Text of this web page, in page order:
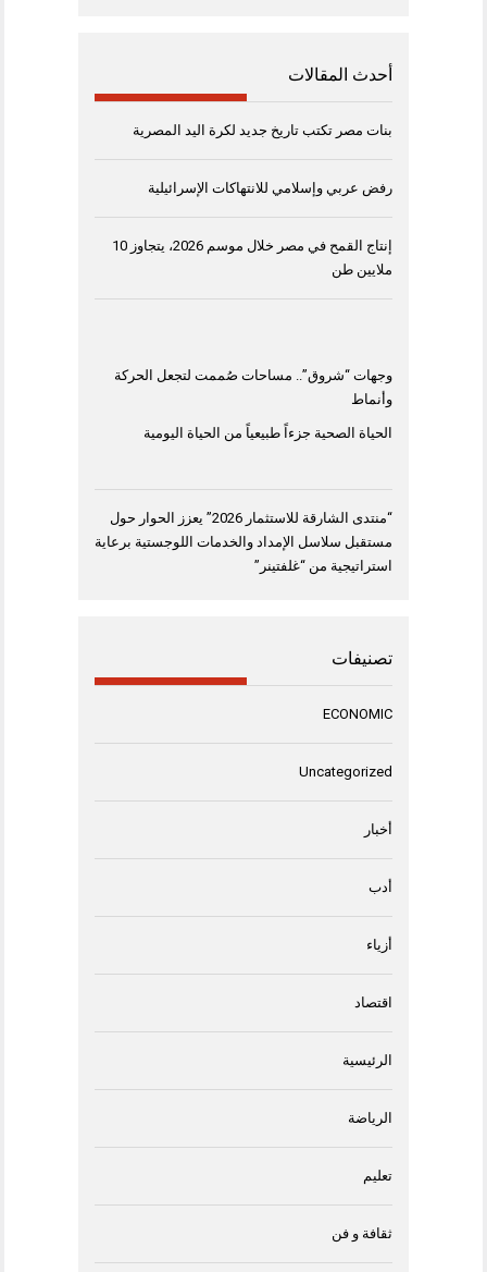
أحدث المقالات
بنات مصر تكتب تاريخ جديد لكرة اليد المصرية
رفض عربي وإسلامي للانتهاكات الإسرائيلية
إنتاج القمح في مصر خلال موسم 2026، يتجاوز 10
ملايين طن
وجهات “شروق”.. مساحات صُممت لتجعل الحركة
وأنماط
الحياة الصحية جزءاً طبيعياً من الحياة اليومية
“منتدى الشارقة للاستثمار 2026” يعزز الحوار حول
مستقبل سلاسل الإمداد والخدمات اللوجستية برعاية
استراتيجية من “غلفتينر”
تصنيفات
ECONOMIC
Uncategorized
أخبار
أدب
أزياء
اقتصاد
الرئيسية
الرياضة
تعليم
ثقافة و فن